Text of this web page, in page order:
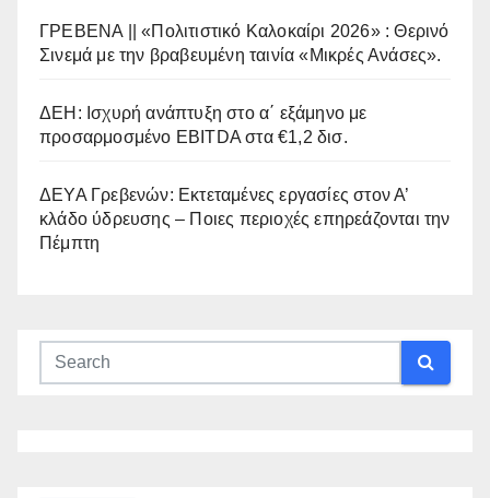
ΓΡΕΒΕΝΑ || «Πολιτιστικό Καλοκαίρι 2026» : Θερινό
Σινεμά με την βραβευμένη ταινία «Μικρές Ανάσες».
ΔΕΗ: Ισχυρή ανάπτυξη στο α΄ εξάμηνο με
προσαρμοσμένο EBITDA στα €1,2 δισ.
ΔΕΥΑ Γρεβενών: Εκτεταμένες εργασίες στον Α’
κλάδο ύδρευσης – Ποιες περιοχές επηρεάζονται την
Πέμπτη